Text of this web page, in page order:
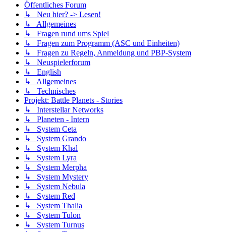
Öffentliches Forum
↳ Neu hier? -> Lesen!
↳ Allgemeines
↳ Fragen rund ums Spiel
↳ Fragen zum Programm (ASC und Einheiten)
↳ Fragen zu Regeln, Anmeldung und PBP-System
↳ Neuspielerforum
↳ English
↳ Allgemeines
↳ Technisches
Projekt: Battle Planets - Stories
↳ Interstellar Networks
↳ Planeten - Intern
↳ System Ceta
↳ System Grando
↳ System Khal
↳ System Lyra
↳ System Merpha
↳ System Mystery
↳ System Nebula
↳ System Red
↳ System Thalia
↳ System Tulon
↳ System Turnus